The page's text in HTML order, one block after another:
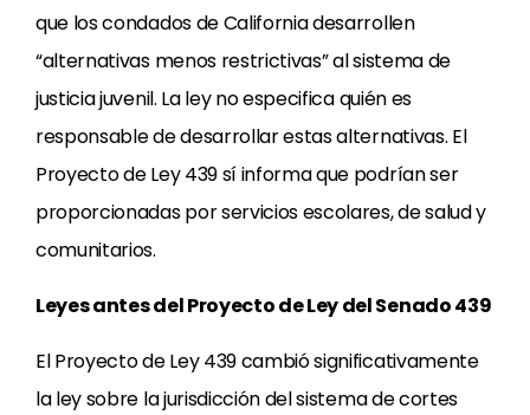
que los condados de California desarrollen
“alternativas menos restrictivas” al sistema de
justicia juvenil. La ley no especifica quién es
responsable de desarrollar estas alternativas. El
Proyecto de Ley 439 sí informa que podrían ser
proporcionadas por servicios escolares, de salud y
comunitarios.
Leyes antes del Proyecto de Ley del Senado 439
El Proyecto de Ley 439 cambió significativamente
la ley sobre la jurisdicción del sistema de cortes